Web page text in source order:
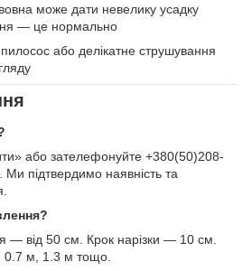
може дати невелику усадку
— це нормально
або делікатне струшування
або зателефонуйте +380(50)208-
підтвердимо наявність та
— від 50 см. Крок нарізки — 10 см.
0.7 м, 1.3 м тощо.